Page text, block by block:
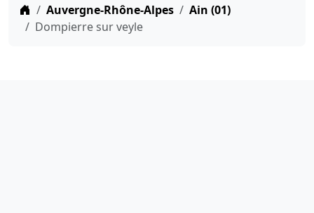
Auvergne-Rhône-Alpes
Ain (01)
Dompierre sur veyle